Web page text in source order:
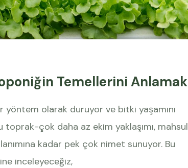
Temellerini Anlamak
olarak duruyor ve bitki yaşamını
çok daha az ekim yaklaşımı, mahsul
kadar pek çok nimet sunuyor. Bu
inceleyeceğiz,